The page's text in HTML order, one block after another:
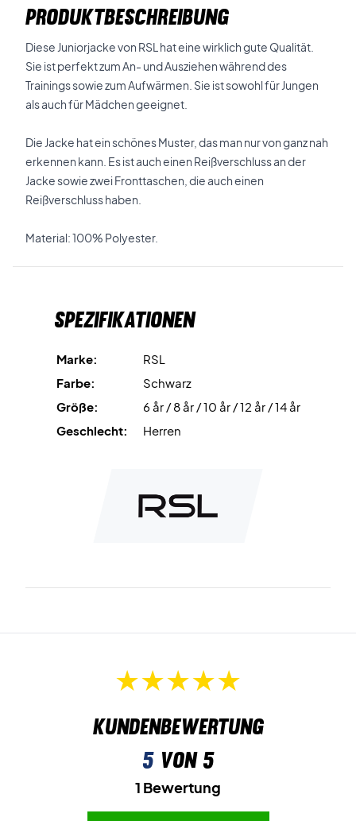
PRODUKTBESCHREIBUNG
Diese Juniorjacke von RSL hat eine wirklich gute Qualität.
Sie ist perfekt zum An- und Ausziehen während des
Trainings sowie zum Aufwärmen. Sie ist sowohl für Jungen
als auch für Mädchen geeignet.
Die Jacke hat ein schönes Muster, das man nur von ganz nah
erkennen kann. Es ist auch einen Reißverschluss an der
Jacke sowie zwei Fronttaschen, die auch einen
Reißverschluss haben.
Material: 100% Polyester.
Spezifikationen
Marke:
RSL
Farbe:
Schwarz
Größe:
6 år / 8 år / 10 år / 12 år / 14 år
Geschlecht:
Herren
Kundenbewertung
5von 5
1 Bewertung